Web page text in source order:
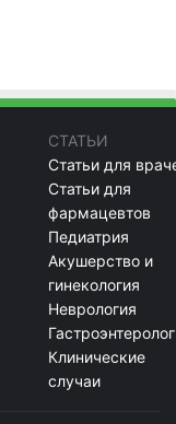
СТАТЬИ
Статьи для
Статьи для
фармацевтов
Педиатрия
Акушерство и
гинекология
Неврология
Клинические
случаи